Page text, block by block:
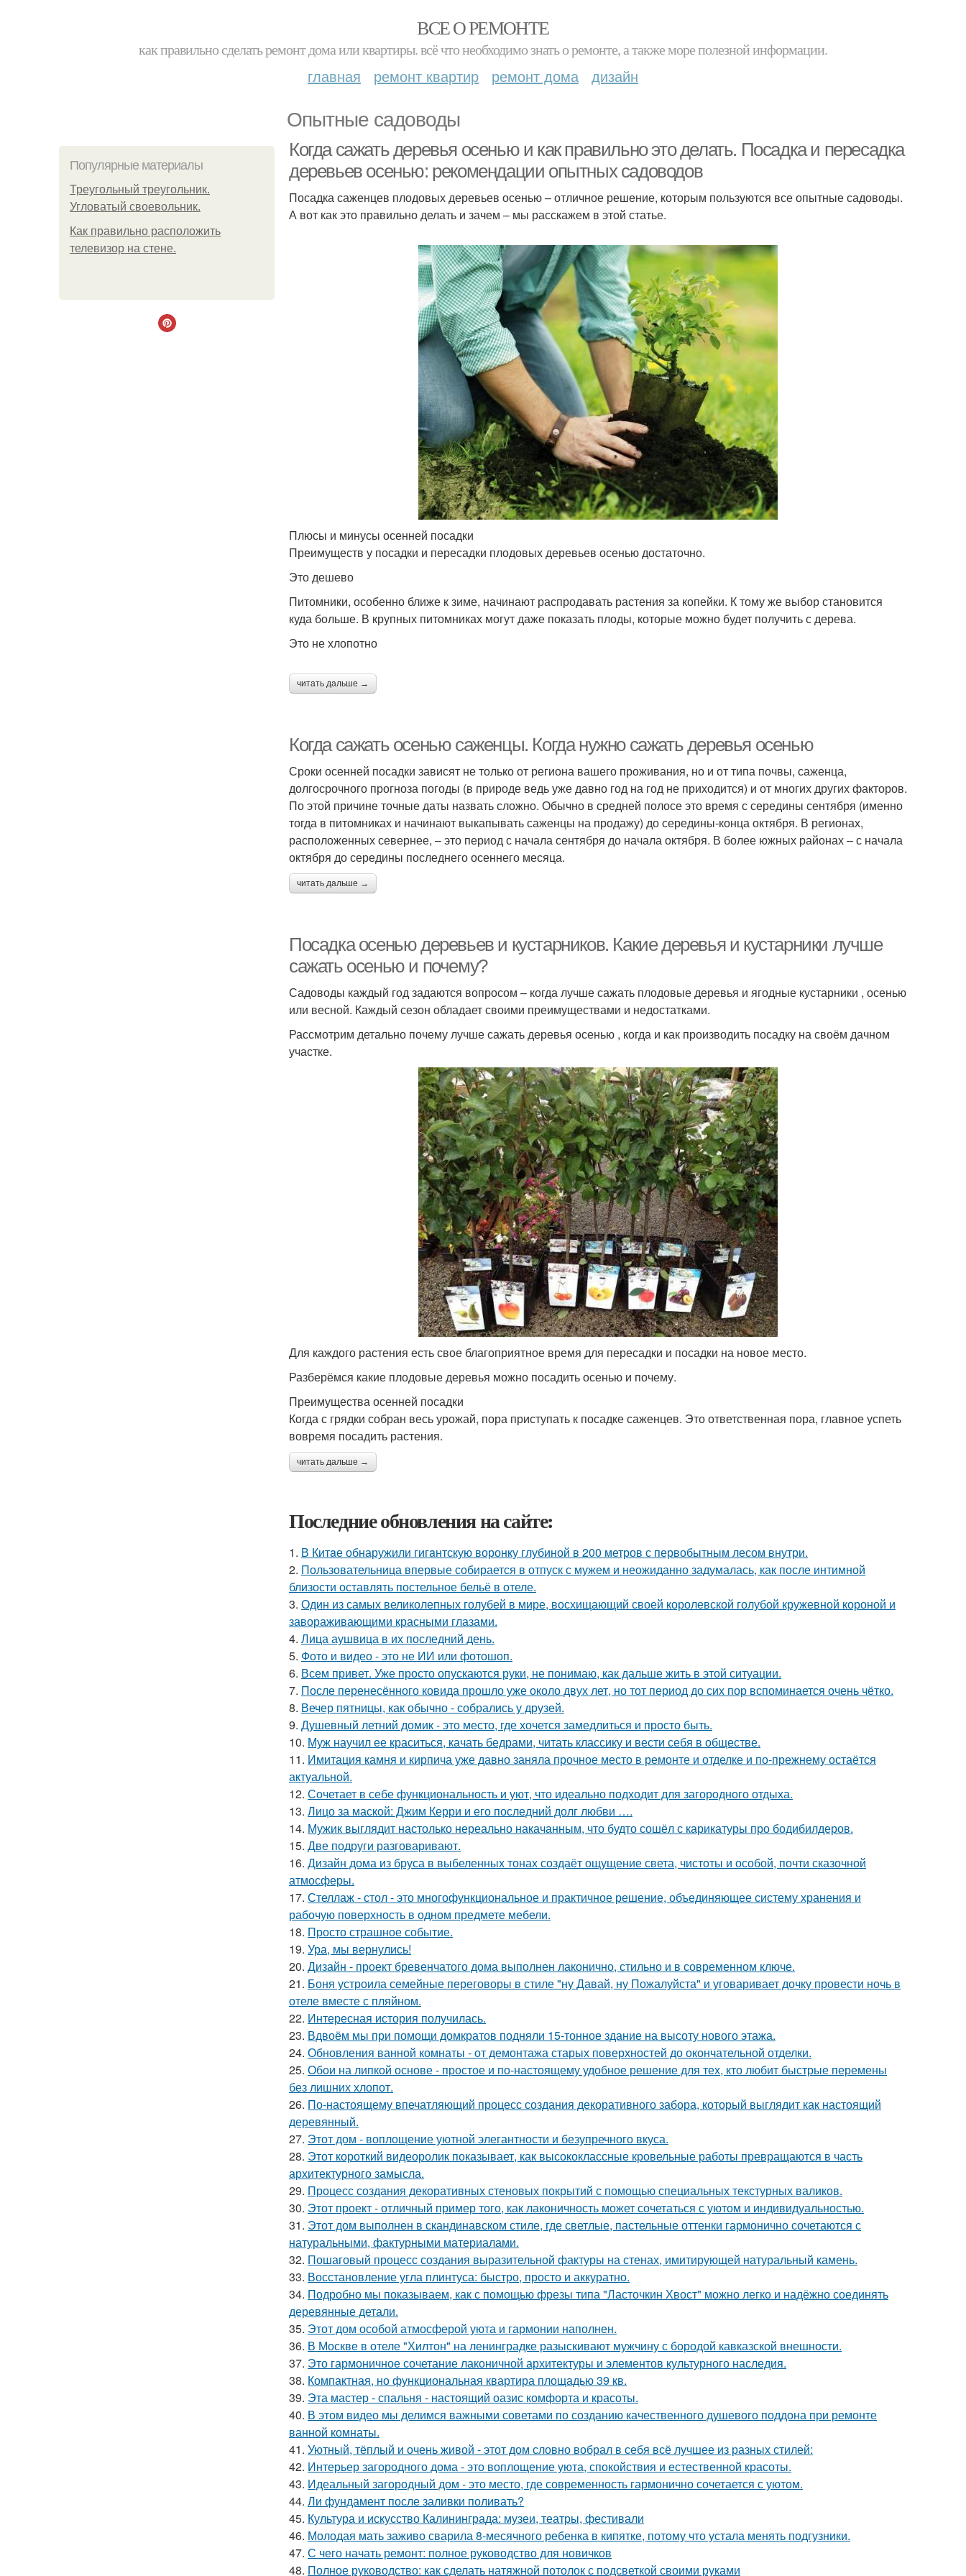
ВСЕ О РЕМОНТЕ
как правильно сделать ремонт дома или квартиры. всё что необходимо знать о ремонте, а также море полезной информации.
главная ремонт квартир ремонт дома дизайн
Опытные садоводы
Популярные материалы
Треугольный треугольник.
Угловатый своевольник.
Как правильно расположить
телевизор на стене.
Когда сажать деревья осенью и как правильно это делать. Посадка и пересадка
деревьев осенью: рекомендации опытных садоводов
Посадка саженцев плодовых деревьев осенью – отличное решение, которым пользуются все опытные садоводы.
А вот как это правильно делать и зачем – мы расскажем в этой статье.
Плюсы и минусы осенней посадки
Преимуществ у посадки и пересадки плодовых деревьев осенью достаточно.
Это дешево
Питомники, особенно ближе к зиме, начинают распродавать растения за копейки. К тому же выбор становится
куда больше. В крупных питомниках могут даже показать плоды, которые можно будет получить с дерева.
Это не хлопотно
читать дальше →
Когда сажать осенью саженцы. Когда нужно сажать деревья осенью
Сроки осенней посадки зависят не только от региона вашего проживания, но и от типа почвы, саженца,
долгосрочного прогноза погоды (в природе ведь уже давно год на год не приходится) и от многих других факторов.
По этой причине точные даты назвать сложно. Обычно в средней полосе это время с середины сентября (именно
тогда в питомниках и начинают выкапывать саженцы на продажу) до середины-конца октября. В регионах,
расположенных севернее, – это период с начала сентября до начала октября. В более южных районах – с начала
октября до середины последнего осеннего месяца.
читать дальше →
Посадка осенью деревьев и кустарников. Какие деревья и кустарники лучше
сажать осенью и почему?
Садоводы каждый год задаются вопросом – когда лучше сажать плодовые деревья и ягодные кустарники , осенью
или весной. Каждый сезон обладает своими преимуществами и недостатками.
Рассмотрим детально почему лучше сажать деревья осенью , когда и как производить посадку на своём дачном
участке.
Для каждого растения есть свое благоприятное время для пересадки и посадки на новое место.
Разберёмся какие плодовые деревья можно посадить осенью и почему.
Преимущества осенней посадки
Когда с грядки собран весь урожай, пора приступать к посадке саженцев. Это ответственная пора, главное успеть
вовремя посадить растения.
читать дальше →
Последние обновления на сайте:
1. В Китaе обнаружили гигaнтскую воронку глубиной в 200 метров с первобытным лесом внутри.
2. Пользовательница впервые собирается в отпуск с мужем и неожиданно задумалась, как после интимной
близости оставлять постельное бельё в отеле.
3. Один из самых великолепных голубей в мире, восхищающий своей королевской голубой кружевной короной и
завораживающими красными глазами.
4. Лица аушвица в их последний день.
5. Фото и видео - это не ИИ или фотошоп.
6. Всем привет. Уже просто опускаются руки, не понимаю, как дальше жить в этой ситуации.
7. После перенесённого ковида прошло уже около двух лет, но тот период до сих пор вспоминается очень чётко.
8. Вечер пятницы, как обычно - собрались у друзей.
9. Душевный летний домик - это место, где хочется замедлиться и просто быть.
10. Муж научил ее краситься, качать бедрами, читать классику и вести себя в обществе.
11. Имитация камня и кирпича уже давно заняла прочное место в ремонте и отделке и по-прежнему остаётся
актуальной.
12. Сочетает в себе функциональность и уют, что идеально подходит для загородного отдыха.
13. Лицо за маской: Джим Керри и его последний долг любви ….
14. Мужик выглядит настолько нереально накачанным, что будто сошёл с карикатуры про бодибилдеров.
15. Две подруги разговаривают.
16. Дизайн дома из бруса в выбеленных тонах создаёт ощущение света, чистоты и особой, почти сказочной
атмосферы.
17. Стеллаж - стол - это многофункциональное и практичное решение, объединяющее систему хранения и
рабочую поверхность в одном предмете мебели.
18. Просто страшное событие.
19. Ура, мы вернулись!
20. Дизайн - проект бревенчатого дома выполнен лаконично, стильно и в современном ключе.
21. Боня устроила семейные переговоры в стиле "ну Давай, ну Пожалуйста" и уговаривает дочку провести ночь в
отеле вместе с пляйном.
22. Интересная история получилась.
23. Вдвоём мы при помощи домкратов подняли 15-тонное здание на высоту нового этажа.
24. Обновления ванной комнаты - от демонтажа старых поверхностей до окончательной отделки.
25. Обои на липкой основе - простое и по-настоящему удобное решение для тех, кто любит быстрые перемены
без лишних хлопот.
26. По-настоящему впечатляющий процесс создания декоративного забора, который выглядит как настоящий
деревянный.
27. Этот дом - воплощение уютной элегантности и безупречного вкуса.
28. Этот короткий видеоролик показывает, как высококлассные кровельные работы превращаются в часть
архитектурного замысла.
29. Процесс создания декоративных стеновых покрытий с помощью специальных текстурных валиков.
30. Этот проект - отличный пример того, как лаконичность может сочетаться с уютом и индивидуальностью.
31. Этот дом выполнен в скандинавском стиле, где светлые, пастельные оттенки гармонично сочетаются с
натуральными, фактурными материалами.
32. Пошаговый процесс создания выразительной фактуры на стенах, имитирующей натуральный камень.
33. Восстановление угла плинтуса: быстро, просто и аккуратно.
34. Подробно мы показываем, как с помощью фрезы типа "Ласточкин Хвост" можно легко и надёжно соединять
деревянные детали.
35. Этот дом особой атмосферой уюта и гармонии наполнен.
36. В Москве в отеле "Хилтон" на ленинградке разыскивают мужчину с бородой кавказской внешности.
37. Это гармоничное сочетание лаконичной архитектуры и элементов культурного наследия.
38. Компактная, но функциональная квартира площадью 39 кв.
39. Эта мастер - спальня - настоящий оазис комфорта и красоты.
40. В этом видео мы делимся важными советами по созданию качественного душевого поддона при ремонте
ванной комнаты.
41. Уютный, тёплый и очень живой - этот дом словно вобрал в себя всё лучшее из разных стилей:
42. Интерьер загородного дома - это воплощение уюта, спокойствия и естественной красоты.
43. Идеальный загородный дом - это место, где современность гармонично сочетается с уютом.
44. Ли фундамент после заливки поливать?
45. Культура и искусство Калининграда: музеи, театры, фестивали
46. Молодая мать заживо сварила 8-месячного ребенка в кипятке, потому что устала менять подгузники.
47. С чего начать ремонт: полное руководство для новичков
48. Полное руководство: как сделать натяжной потолок с подсветкой своими руками